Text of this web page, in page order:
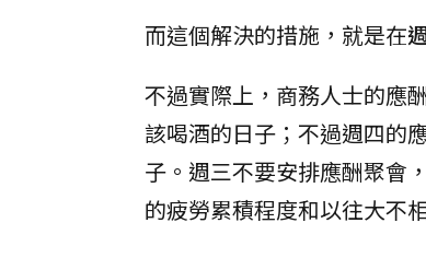
而這個解決的措施，就是在
不過實際上，商務人士的應
該喝酒的日子；不過週四的
子。週三不要安排應酬聚會
的疲勞累積程度和以往大不